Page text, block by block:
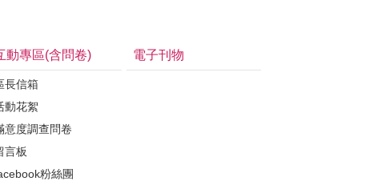
動專區(含問卷)
長信箱
動花絮
意度調查問卷
言板
粉絲團
電子刊物